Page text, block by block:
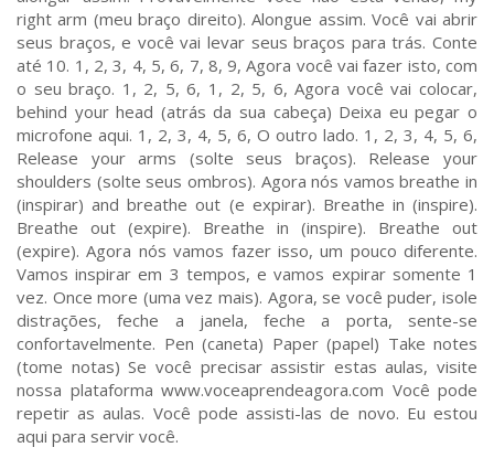
right arm (meu braço direito). Alongue assim. Você vai abrir
seus braços, e você vai levar seus braços para trás. Conte
até 10. 1, 2, 3, 4, 5, 6, 7, 8, 9, Agora você vai fazer isto, com
o seu braço. 1, 2, 5, 6, 1, 2, 5, 6, Agora você vai colocar,
behind your head (atrás da sua cabeça) Deixa eu pegar o
microfone aqui. 1, 2, 3, 4, 5, 6, O outro lado. 1, 2, 3, 4, 5, 6,
Release your arms (solte seus braços). Release your
shoulders (solte seus ombros). Agora nós vamos breathe in
(inspirar) and breathe out (e expirar). Breathe in (inspire).
Breathe out (expire). Breathe in (inspire). Breathe out
(expire). Agora nós vamos fazer isso, um pouco diferente.
Vamos inspirar em 3 tempos, e vamos expirar somente 1
vez. Once more (uma vez mais). Agora, se você puder, isole
distrações, feche a janela, feche a porta, sente-se
confortavelmente. Pen (caneta) Paper (papel) Take notes
(tome notas) Se você precisar assistir estas aulas, visite
nossa plataforma www.voceaprendeagora.com Você pode
repetir as aulas. Você pode assisti-las de novo. Eu estou
aqui para servir você.